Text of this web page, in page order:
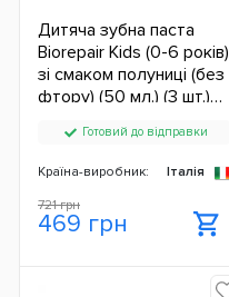
Дитяча зубна паста
Biorepair Kids (0-6 років)
зі смаком полуниці (без
фтору) (50 мл.) (3 шт.)
Готовий до відправки
Країна-виробник:
Італія
721 грн
469 грн